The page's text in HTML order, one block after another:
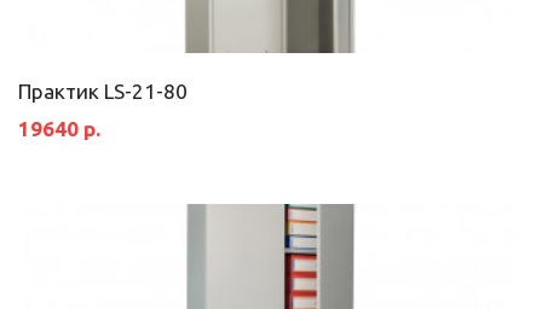
Практик LS-21-80
19640 р.